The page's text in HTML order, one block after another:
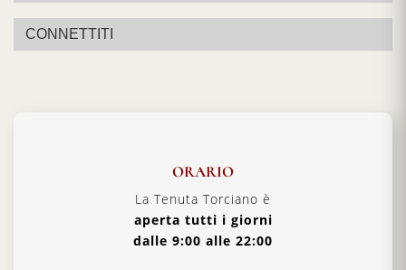
Allergeni:Contiene Solfiti nei limiti di legge
CONNETTITI
ORARIO
La Tenuta Torciano è
aperta tutti i giorni
dalle 9:00 alle 22:00